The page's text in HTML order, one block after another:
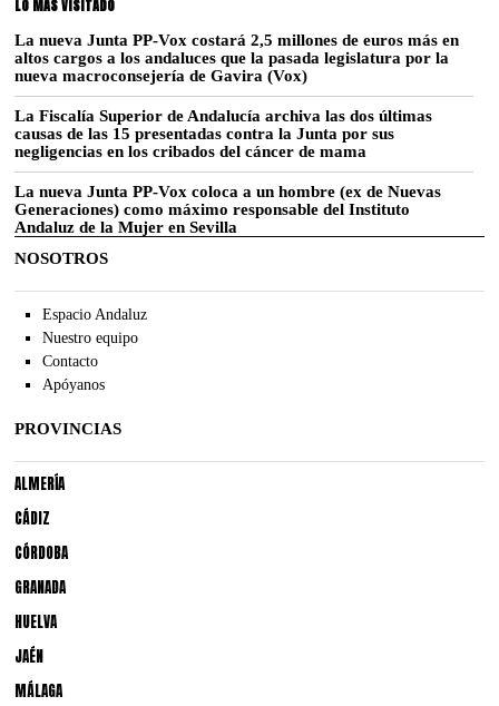
LO MAS VISITADO
La nueva Junta PP-Vox costará 2,5 millones de euros más en
altos cargos a los andaluces que la pasada legislatura por la
nueva macroconsejería de Gavira (Vox)
La Fiscalía Superior de Andalucía archiva las dos últimas
causas de las 15 presentadas contra la Junta por sus
negligencias en los cribados del cáncer de mama
La nueva Junta PP-Vox coloca a un hombre (ex de Nuevas
Generaciones) como máximo responsable del Instituto
Andaluz de la Mujer en Sevilla
NOSOTROS
Espacio Andaluz
Nuestro equipo
Contacto
Apóyanos
PROVINCIAS
ALMERÍA
CÁDIZ
CÓRDOBA
GRANADA
HUELVA
JAÉN
MÁLAGA